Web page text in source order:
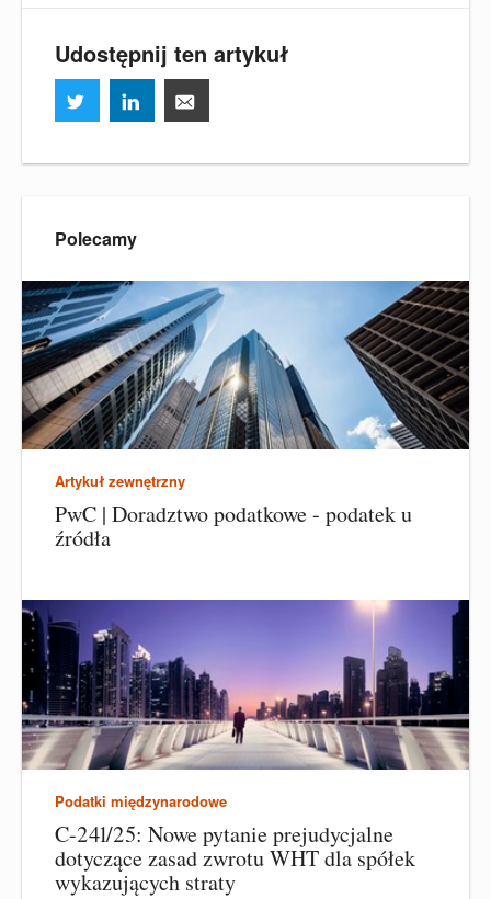
Udostępnij ten artykuł
Polecamy
Artykuł zewnętrzny
PwC | Doradztwo podatkowe - podatek u
źródła
Podatki międzynarodowe
C-241/25: Nowe pytanie prejudycjalne
dotyczące zasad zwrotu WHT dla spółek
wykazujących straty